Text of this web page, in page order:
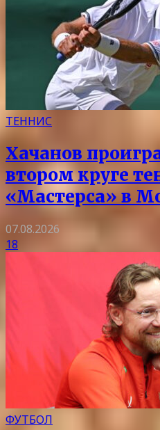
ТЕННИС
Хачанов
втором круге
«Мастерса» в
07.08.2026
18
ФУТБОЛ